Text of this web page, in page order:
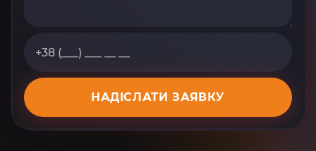
НАДІСЛАТИ ЗАЯВКУ